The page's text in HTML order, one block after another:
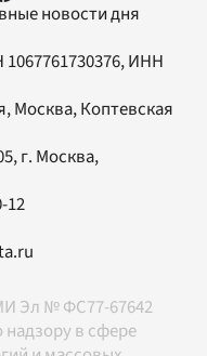
новости дня
ИНН
Москва, Коптевская
, г. Москва,
12
Эл № ФС77-67642
в сфере